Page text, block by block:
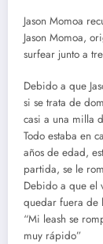
Jason Momoa
Jason Momoa,
surfear junto a
Debido a que
si se trata de
casi a una milla
Todo estaba en
años de edad,
partida, se le
Debido a que el
quedar fuera de
“Mi leash se
muy rápido”